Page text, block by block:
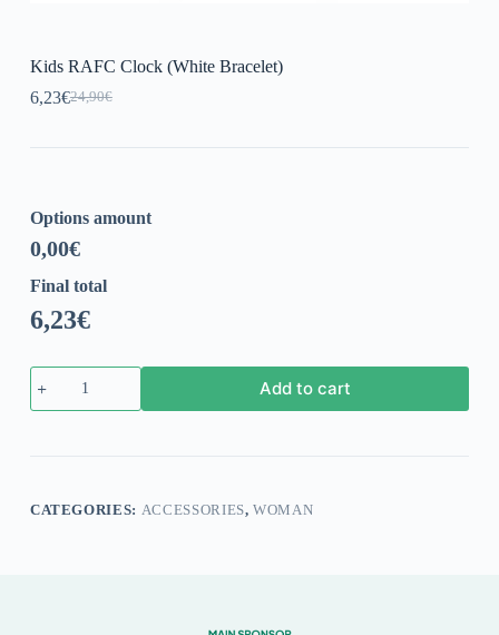
Kids RAFC Clock (White Bracelet)
24,90€
Original
was:
6,23€Current
is:
Options amount
0,00€
Final total
6,23€
Kids
RAFC
Clock
Add to cart
CATEGORIES: ACCESSORIES,WOMAN